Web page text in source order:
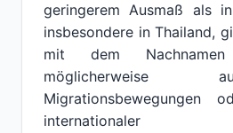
geringerem Ausmaß als
insbesondere in Thailand,
mit dem
möglicherweise
Migrationsbewegungen
internationaler